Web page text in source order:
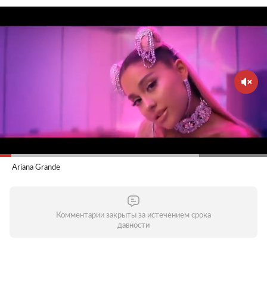
Ariana Grande
Комментарии закрыты за истечением срока
давности